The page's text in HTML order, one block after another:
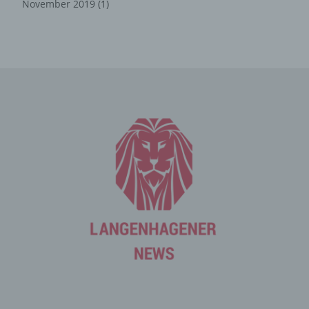
November 2019 (1)
Internet-Service-Provider (ISP) der betroffenen Person
zur Absicherung des für die Verarbeitung
Verantwortlichen erforderlich. Eine Weitergabe dieser
Daten an Dritte erfolgt grundsätzlich nicht, sofern keine
gesetzliche Pflicht zur Weitergabe besteht oder die
Weitergabe der Strafverfolgung dient.
Die Registrierung der betroffenen Person unter
freiwilliger Angabe personenbezogener Daten dient dem
für die Verarbeitung Verantwortlichen dazu, der
die aufgrund der Natur der Sache nur registrierten